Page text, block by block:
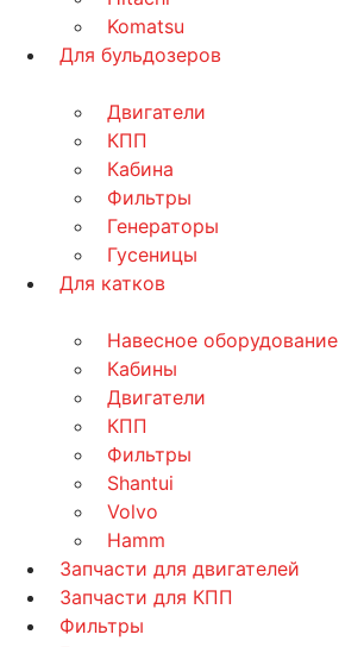
Komatsu
Для бульдозеров
Двигатели
КПП
Кабина
Фильтры
Генераторы
Гусеницы
Для катков
Навесное оборудование
Кабины
Двигатели
КПП
Фильтры
Shantui
Volvo
Hamm
Запчасти для двигателей
Запчасти для КПП
Фильтры